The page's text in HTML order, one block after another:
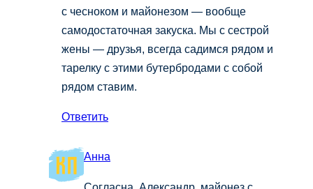
с чесноком и майонезом — вообще
самодостаточная закуска. Мы с сестрой
жены — друзья, всегда садимся рядом и
тарелку с этими бутербродами с собой
рядом ставим.
Ответить
Анна